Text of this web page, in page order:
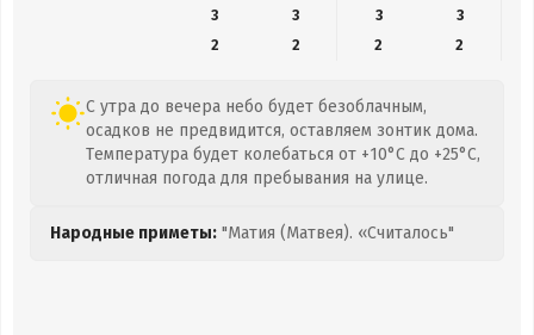
3
3 3
3
2
2 2 2
С утра до вечера небо будет безоблачным,
осадков не предвидится, оставляем зонтик дома.
Температура будет колебаться от +10°C до +25°C,
отличная погода для пребывания на улице.
Народные приметы: "Матия (Матвея). «Считалось"